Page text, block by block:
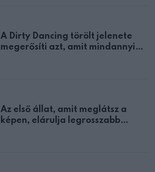
A Dirty Dancing törölt jelenete
megerősíti azt, amit mindannyian
Az első állat, amit meglátsz a
képen, elárulja legrosszabb